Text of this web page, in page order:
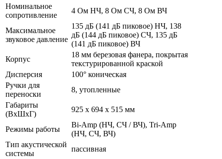
Номинальное
сопротивление
4 Ом НЧ, 8 Ом СЧ, 8 Ом ВЧ
Максимальное
звуковое давление
135 дБ (141 дБ пиковое) НЧ, 138
дБ (144 дБ пиковое) СЧ, 135 дБ
(141 дБ пиковое) ВЧ
Корпус
18 мм березовая фанера, покрытая
текстурированной краской
Дисперсия
100° коническая
Ручки для
переноски
8, утопленные
Габариты
(ВхШхГ)
925 x 694 x 515 мм
Режимы работы
Bi-Amp (НЧ, СЧ / ВЧ), Tri-Amp
(НЧ, СЧ, ВЧ)
Тип акустической
системы
пассивная